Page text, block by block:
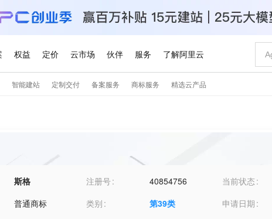
斯格 注册号 40854756 当前状态
普通商标 类别 第39类 申请日期